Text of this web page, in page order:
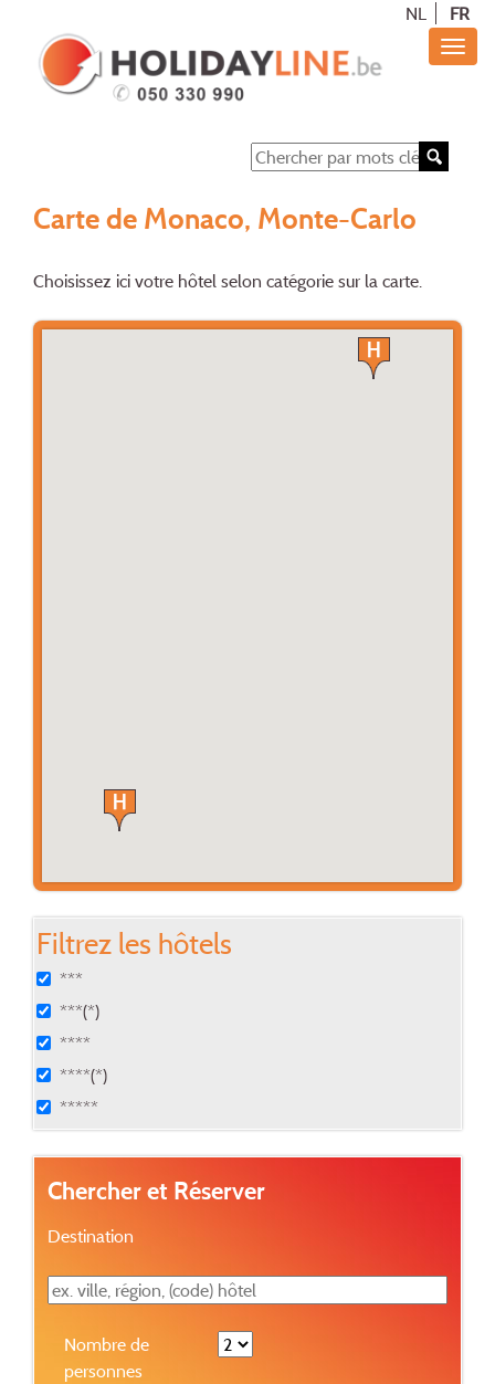
NL FR
Carte de Monaco, Monte-Carlo
Choisissez ici votre hôtel selon catégorie sur la carte.
Filtrez les hôtels
***
***(*)
****
****(*)
*****
Chercher et Réserver
Destination
Nombre de
personnes